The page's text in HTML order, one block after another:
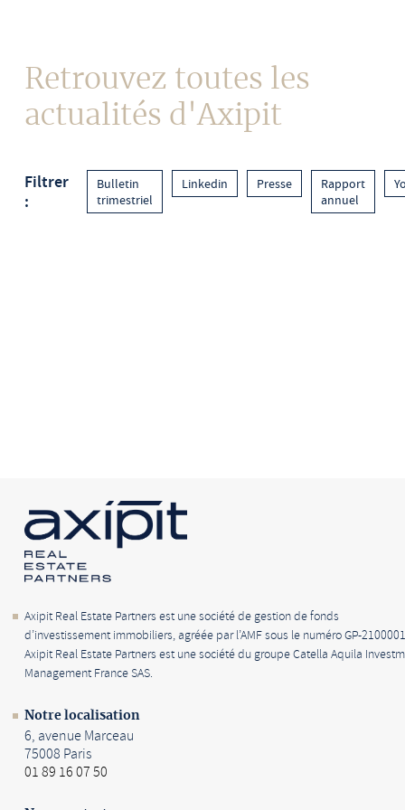
Retrouvez toutes les
actualités d'Axipit
Filtrer
:
Bulletin
trimestriel
Linkedin Presse
Rapport
annuel
Axipit Real Estate Partners est une société de gestion de fonds
d’investissement immobiliers, agréée par l’AMF sous le numéro GP-
Axipit Real Estate Partners est une société du groupe Catella Aquila
Management France SAS.
Notre localisation
6, avenue Marceau
75008 Paris
01 89 16 07 50